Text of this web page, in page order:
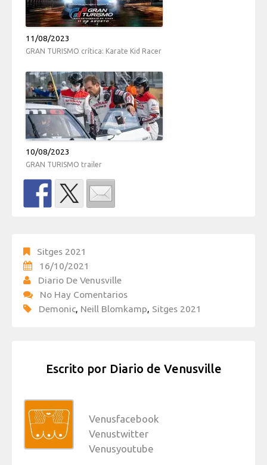
11/08/2023
GRAN TURISMO crítica: Karate Kid Racer
10/08/2023
GRAN TURISMO trailer
Sitges 2021
16/10/2021
Diario De Venusville
No Hay Comentarios
Demonic, Neill Blomkamp, Sitges 2021
Escrito por Diario de Venusville
Venusfacebook
Venustwitter
Venusyoutube